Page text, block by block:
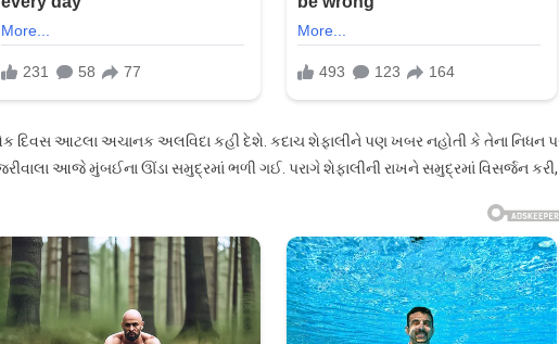
દિવસ આટલા અચાનક અલવિદા કહી દેશે. કદાચ શેફાલીને પણ ખબર નહોતી કે તેના નિધન
આજે મુંબઈના ઊંડા સમુદ્રમાં ભળી ગઈ. પરાગે શેફાલીની રાખને સમુદ્રમાં વિસર્જન કરી,